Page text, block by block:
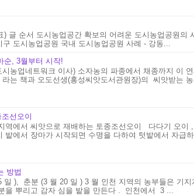
글 순서 도시농업공간 확보의 어려운 도시농업공원의
도시농업공원 국내 도시농업공원 사례 - 강동...
순, 3월부터 시작!
농업네트워크 이사) 소자농의 파종에서 채종까지 이
는 책과 오도선생(홍성씨앗도서관원장)의 씨앗받는
선오이
역에서 씨앗으로 재배하는 토종조선오이 다다기 오이
밭에서 장마가 시작되면 수명을 다하여 텃밭에서 자급
방법
), 춘분 (3 월 20 일 ) 3 월 인천 지역의 농부들은 기지
을 뿌리고 감자 심을 밭을 만든다 . 인천에서 3 ...